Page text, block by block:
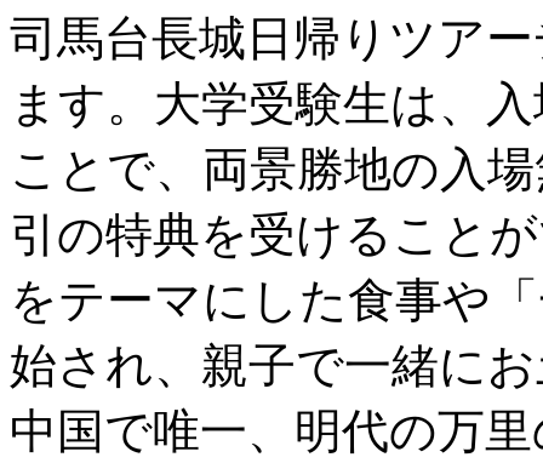
司馬台長城日帰りツア
ます。大学受験生は、
ことで、両景勝地の入
引の特典を受けること
をテーマにした食事や
始され、親子で一緒に
中国で唯一、明代の万